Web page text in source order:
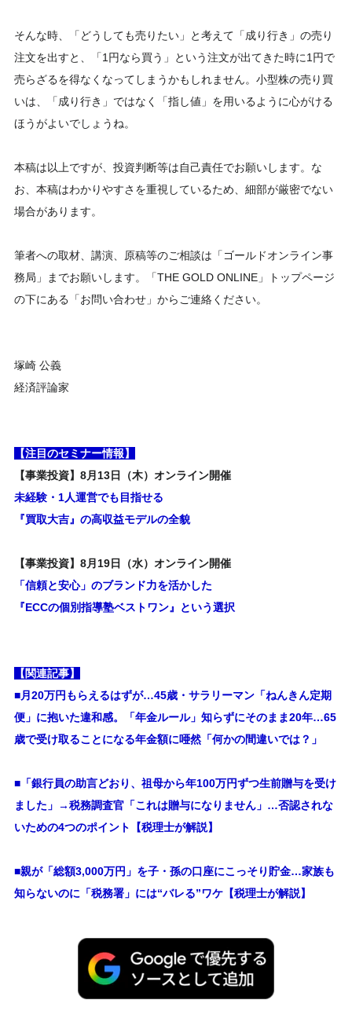
そんな時、「どうしても売りたい」と考えて「成り行き」の売り
注文を出すと、「1円なら買う」という注文が出てきた時に1円で
売らざるを得なくなってしまうかもしれません。小型株の売り買
いは、「成り行き」ではなく「指し値」を用いるように心がける
ほうがよいでしょうね。
本稿は以上ですが、投資判断等は自己責任でお願いします。な
お、本稿はわかりやすさを重視しているため、細部が厳密でない
場合があります。
筆者への取材、講演、原稿等のご相談は「ゴールドオンライン事
務局」までお願いします。「THE GOLD ONLINE」トップページ
の下にある「お問い合わせ」からご連絡ください。
塚崎 公義
経済評論家
【注目のセミナー情報】
【事業投資】8月13日（木）オンライン開催
未経験・1人運営でも目指せる
『買取大吉』の高収益モデルの全貌
【事業投資】8月19日（水）オンライン開催
「信頼と安心」のブランド力を活かした
『ECCの個別指導塾ベストワン』という選択
【関連記事】
■月20万円もらえるはずが…45歳・サラリーマン「ねんきん定期
便」に抱いた違和感。「年金ルール」知らずにそのまま20年…65
歳で受け取ることになる年金額に唖然「何かの間違いでは？」
■ 「銀行員の助言どおり、祖母から年100万円ずつ生前贈与を受け
ました」→税務調査官「これは贈与になりません」…否認されな
いための4つのポイント【税理士が解説】
■親が「総額3,000万円」を子・孫の口座にこっそり貯金…家族も
知らないのに「税務署」には“バレる”ワケ【税理士が解説】